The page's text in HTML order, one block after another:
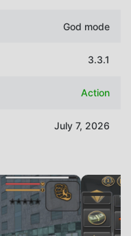
God mode
3.3.1
Action
July 7, 2026